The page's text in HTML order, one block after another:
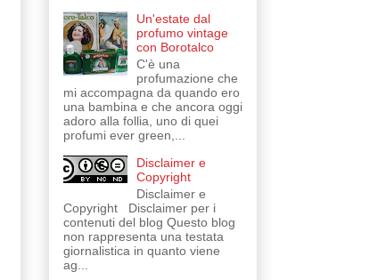
Un'estate dal
profumo vintage
con Borotalco
C'è una
profumazione che
mi accompagna da quando ero
una bambina e che ancora oggi
adoro alla follia, uno di quei
profumi ever green,...
Disclaimer e
Copyright
Disclaimer e
Copyright Disclaimer per i
contenuti del blog Questo blog
non rappresenta una testata
giornalistica in quanto viene
ag...